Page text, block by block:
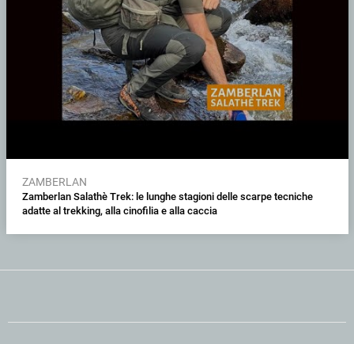
ZAMBERLAN
Zamberlan Salathè Trek: le lunghe stagioni delle scarpe tecniche
adatte al trekking, alla cinofilia e alla caccia